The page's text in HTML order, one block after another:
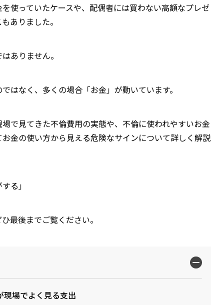
使っていたケースや、配偶者には買わない高額なプレゼ
ありました。
ありません。
はなく、多くの場合「お金」が動いています。
で見てきた不倫費用の実態や、不倫に使われやすいお金
金の使い方から見える危険なサインについて詳しく解説
る」
最後までご覧ください。
現場でよく見る支出